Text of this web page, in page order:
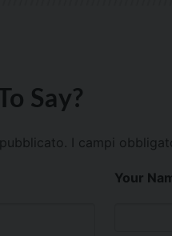
Say?
I campi
Your